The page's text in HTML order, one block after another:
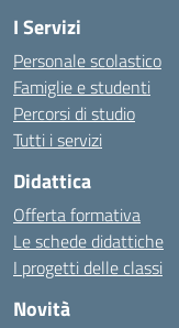
I Servizi
Personale scolastico
Famiglie e studenti
Percorsi di studio
Tutti i servizi
Didattica
Offerta formativa
Le schede didattiche
I progetti delle classi
Novità